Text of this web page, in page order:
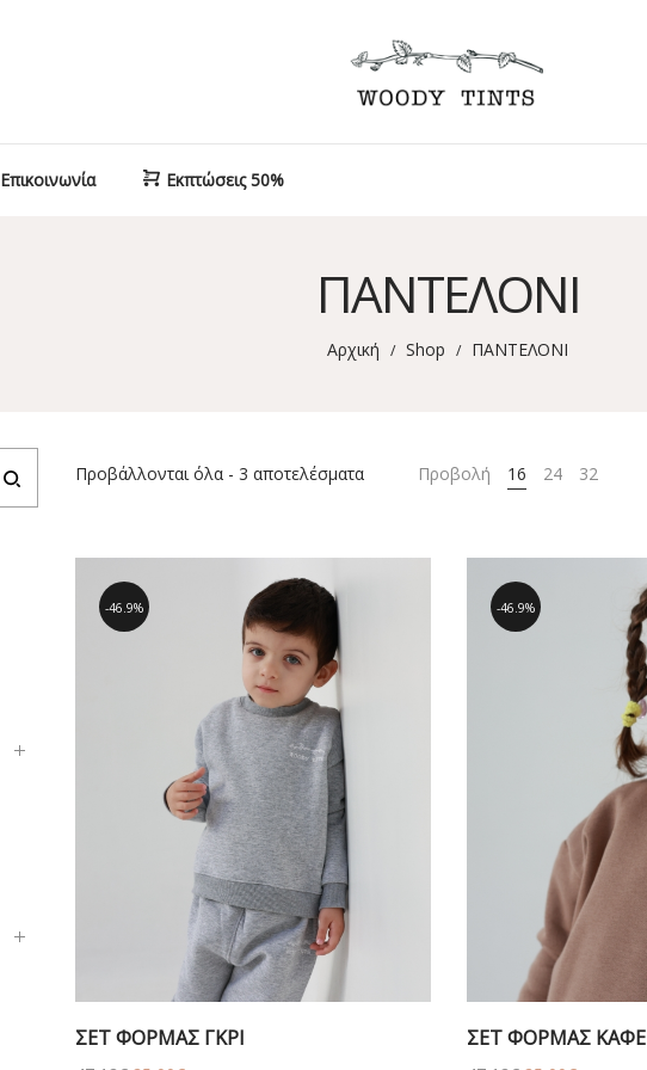
Επικοινωνία Εκπτώσεις 50%
ΠΑΝΤΕΛΟΝΙ
Αρχική / Shop / ΠΑΝΤΕΛΟΝΙ
Προβάλλονται όλα - 3 αποτελέσματα Προβολή 16 24 32
46.9%
ΣΕΤ ΦΟΡΜΑΣ ΓΚΡΙ
46.9%
ΣΕΤ ΦΟΡΜΑΣ ΚΑΦΕ